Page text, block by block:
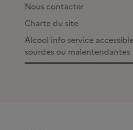
Nous contacter
Charte du site
Alcool info service
sourdes ou malentendantes